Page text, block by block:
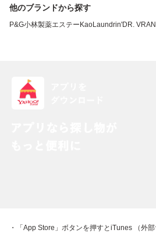
他のブランドから探す
P&G小林製薬エステー KaoLaundrin'DR.
・「App Store」ボタンを押すとiTunes （外部